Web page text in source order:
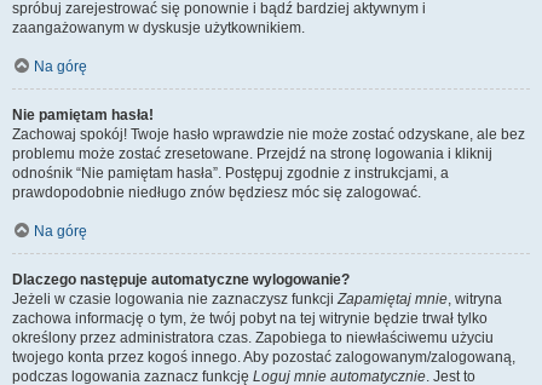
spróbuj zarejestrować się ponownie i bądź bardziej aktywnym i
zaangażowanym w dyskusje użytkownikiem.
Na górę
Nie pamiętam hasła!
Zachowaj spokój! Twoje hasło wprawdzie nie może zostać odzyskane, ale bez
problemu może zostać zresetowane. Przejdź na stronę logowania i kliknij
odnośnik “Nie pamiętam hasła”. Postępuj zgodnie z instrukcjami, a
prawdopodobnie niedługo znów będziesz móc się zalogować.
Na górę
Dlaczego następuje automatyczne wylogowanie?
Jeżeli w czasie logowania nie zaznaczysz funkcjiZapamiętaj mnie, witryna
zachowa informację o tym, że twój pobyt na tej witrynie będzie trwał tylko
określony przez administratora czas. Zapobiega to niewłaściwemu użyciu
twojego konta przez kogoś innego. Aby pozostać zalogowanym/zalogowaną,
podczas logowania zaznacz funkcję Loguj mnie automatycznie. Jest to